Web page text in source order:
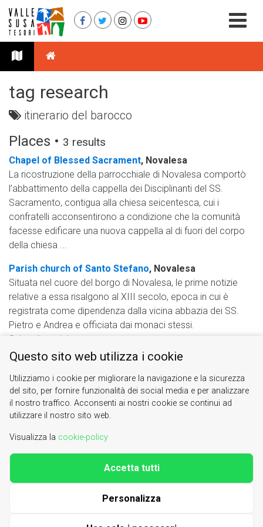
tag research
itinerario del barocco
Places • 3 results
Chapel of Blessed Sacrament, Novalesa
La ricostruzione della parrocchiale di Novalesa comportò
l’abbattimento della cappella dei Disciplinanti del SS.
Sacramento, contigua alla chiesa seicentesca, cui i
confratelli acconsentirono a condizione che la comunità
facesse edificare una nuova cappella al di fuori del corpo
della chiesa ...
Parish church of Santo Stefano, Novalesa
Situata nel cuore del borgo di Novalesa, le prime notizie
relative a essa risalgono al XIII secolo, epoca in cui è
registrata come dipendenza dalla vicina abbazia dei SS.
Pietro e Andrea e officiata dai monaci stessi.
Sul sedime del ...
Sanctuary of the Madonna dei Laghi, Avigliana
Poco lontano dall’abitato di Avigliana, sul Lago Grande, si
trova il Santuario della Madonna dei Laghi costruito tra il
1622 e il 1642 sul luogo dove sorgeva un pilone votivo
raffigurante la Vergine, già meta di pellegrinaggi dalla fine
del ...
Valle di Susa. Tesori di Arte e Cultura Alpina
Contacts|About us
info@vallesusa-tesori.it| phone 0122622640
Questo sito web utilizza i cookie
Utilizziamo i cookie per migliorare la navigazione e la sicurezza
del sito, per fornire funzionalità dei social media e per analizzare
il nostro traffico. Acconsenti ai nostri cookie se continui ad
utilizzare il nostro sito web.
Visualizza la cookie-policy
Personalizza
Accetta tutti